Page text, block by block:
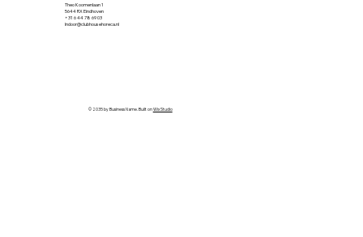
© 2035 by Business Name. Built onWix Studio
Theo Koomenlaan 1
5644 RX Eindhoven
+31 6 44 78 69 03
Indoor@clubhousehoreca.nl